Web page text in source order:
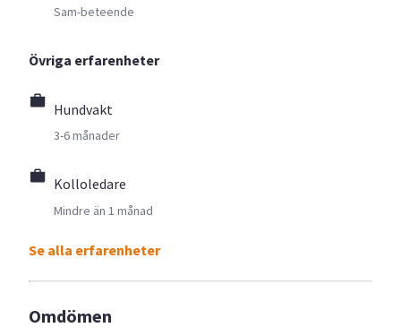
Sam-beteende
Övriga erfarenheter
Hundvakt
3-6 månader
Kolloledare
Mindre än 1 månad
Se alla erfarenheter
Omdömen